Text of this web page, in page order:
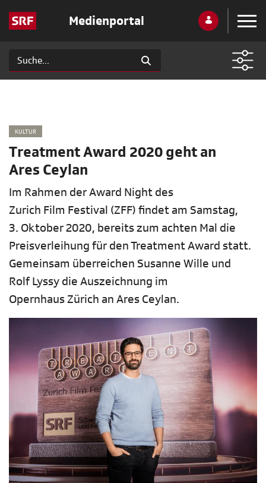
Medienportal
KULTUR
Treatment Award 2020 geht an
Ares Ceylan
Im Rahmen der Award Night des
Zurich Film Festival (ZFF) findet am Samstag,
3. Oktober 2020, bereits zum achten Mal die
Preisverleihung für den Treatment Award statt.
Gemeinsam überreichen Susanne Wille und
Rolf Lyssy die Auszeichnung im
Opernhaus Zürich an Ares Ceylan.